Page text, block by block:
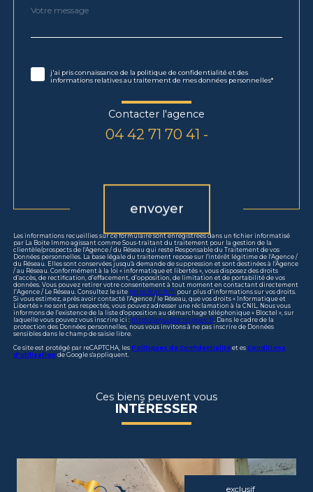
Fieldset
Message
*
j'ai pris connaissance de la politique de confidentialité et des
informations relatives au traitement de mes données personnelles*
Contacter l'agence
04 42 71 70 41 -
envoyer
Les informations recueillies sur ce formulaire sont enregistrées dans un fichier informatisé
par La Boite Immo agissant comme Sous-traitant du traitement pour la gestion de la
clientèle/prospects de l'Agence / du Réseau qui reste Responsable du Traitement de vos
Données personnelles. La base légale du traitement repose sur l'intérêt légitime de l'Agence /
du Réseau. Elles sont conservées jusqu'à demande de suppression et sont destinées à l'Agence
/ au Réseau. Conformément à la loi « informatique et libertés », vous disposez des droits
d’accès, de rectification, d’effacement, d’opposition, de limitation et de portabilité de vos
données. Vous pouvez retirer votre consentement à tout moment en contactant directement
l’Agence / Le Réseau. Consultez le site https://cnil.fr/fr pour plus d’informations sur vos droits.
Si vous estimez, après avoir contacté l'Agence / le Réseau, que vos droits « Informatique et
Libertés » ne sont pas respectés, vous pouvez adresser une réclamation à la CNIL. Nous vous
informons de l’existence de la liste d'opposition au démarchage téléphonique « Bloctel », sur
laquelle vous pouvez vous inscrire ici : https://www.bloctel.gouv.fr. Dans le cadre de la
protection des Données personnelles, nous vous invitons à ne pas inscrire de Données
sensibles dans le champ de saisie libre.
Ce site est protégé par reCAPTCHA, les Politiques de Confidentialité et es Conditions
d'utilisation de Google s'appliquent.
Ces biens peuvent vous
INTÉRESSER
exclusif